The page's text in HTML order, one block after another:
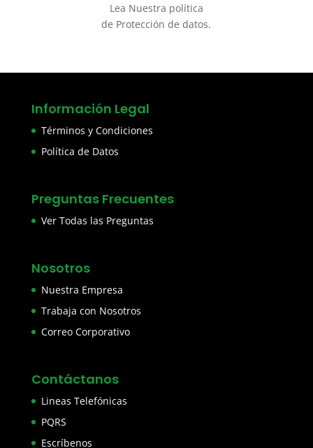
Lea Nuestra política
de Protección de datos.
Información Legal
Términos y Condiciones
Política de Datos
Preguntas Frecuentes
Ver Todas las Preguntas
Nosotros
Nuestra Empresa
Trabaja con Nosotros
Correo Corporativo
Contáctanos
Lineas Telefónicas
PQRS
Escríbenos